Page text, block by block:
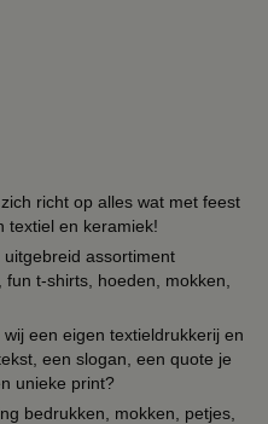
richt op alles wat met feest
textiel en keramiek!
assortiment
t-shirts, hoeden, mokken,
een eigen textieldrukkerij en
een slogan, een quote je
unieke print?
bedrukken, mokken, petjes,